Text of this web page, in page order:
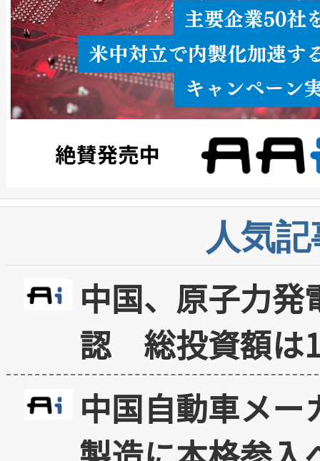
人気
中国、原子力
認 総投資額は
中国自動車メ